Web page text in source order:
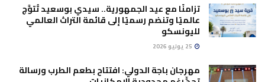
تزامنًا مع عيد الجمهورية.. سيدي بوسعيد تُتوَّج
عالميًا وتنضم رسميًا إلى قائمة التراث العالمي
لليونسكو
مهرجان باجة الدولي: افتتاح بطعم الطرب ورسالة